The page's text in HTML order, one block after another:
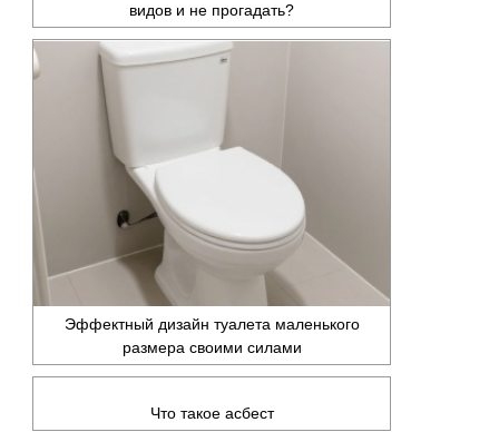
видов и не прогадать?
Эффектный дизайн туалета маленького
размера своими силами
Что такое асбест